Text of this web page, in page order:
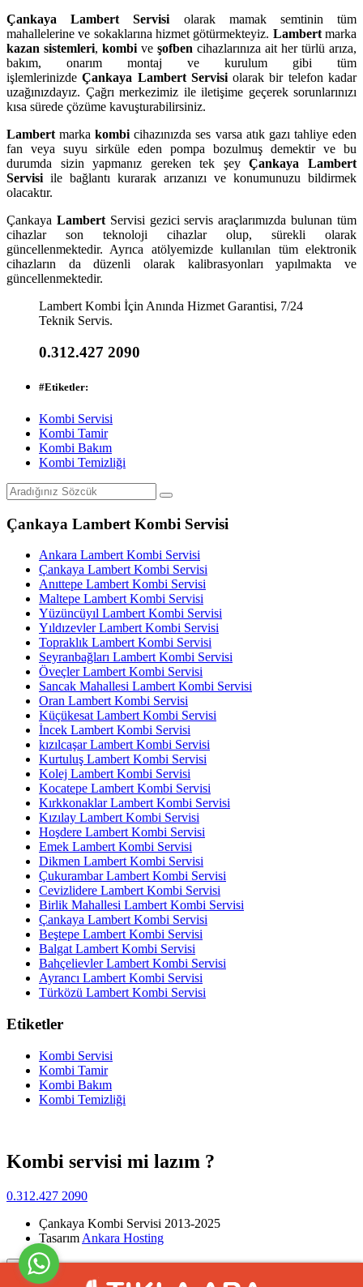
ÇankayaLambert Servisi olarak mamak semtinin tüm
mahallelerine ve sokaklarına hizmet götürmekteyiz. Lambertmarka
kazan sistemleri, kombi ve şofben cihazlarınıza ait her türlü arıza,
bakım, onarım montaj ve kurulum gibi tüm
işlemlerinizdeÇankaya Lambert Servisiolarak bir telefon kadar
uzağınızdayız. Çağrı merkezimiz ile iletişime geçerek sorunlarınızı
kısa sürede çözüme kavuşturabilirsiniz.
Lambert markakombicihazınızda ses varsa atık gazı tahliye eden
fan veya suyu sirküle eden pompa bozulmuş demektir ve bu
durumda sizin yapmanız gereken tek şeyÇankaya Lambert
Servisi ile bağlantı kurarak arızanızı ve konumunuzu bildirmek
olacaktır.
Çankaya Lambert Servisi gezici servis araçlarımızda bulunan tüm
cihazlar son teknoloji cihazlar olup, sürekli olarak
güncellenmektedir. Ayrıca atölyemizde kullanılan tüm elektronik
cihazların da düzenli olarak kalibrasyonları yapılmakta ve
güncellenmektedir.
Lambert Kombi İçin Anında Hizmet Garantisi, 7/24
Teknik Servis.
0.312.427 2090
#Etiketler:
Kombi Servisi
Kombi Tamir
Kombi Bakım
Kombi Temizliği
Çankaya Lambert Kombi Servisi
Ankara Lambert Kombi Servisi
Çankaya Lambert Kombi Servisi
Anıttepe Lambert Kombi Servisi
Maltepe Lambert Kombi Servisi
Yüzüncüyıl Lambert Kombi Servisi
Yıldızevler Lambert Kombi Servisi
Topraklık Lambert Kombi Servisi
Seyranbağları Lambert Kombi Servisi
Öveçler Lambert Kombi Servisi
Sancak Mahallesi Lambert Kombi Servisi
Oran Lambert Kombi Servisi
Küçükesat Lambert Kombi Servisi
İncek Lambert Kombi Servisi
kızılcaşar Lambert Kombi Servisi
Kurtuluş Lambert Kombi Servisi
Kolej Lambert Kombi Servisi
Kocatepe Lambert Kombi Servisi
Kırkkonaklar Lambert Kombi Servisi
Kızılay Lambert Kombi Servisi
Hoşdere Lambert Kombi Servisi
Emek Lambert Kombi Servisi
Dikmen Lambert Kombi Servisi
Çukurambar Lambert Kombi Servisi
Cevizlidere Lambert Kombi Servisi
Birlik Mahallesi Lambert Kombi Servisi
Çankaya Lambert Kombi Servisi
Beştepe Lambert Kombi Servisi
Balgat Lambert Kombi Servisi
Bahçelievler Lambert Kombi Servisi
Ayrancı Lambert Kombi Servisi
Türközü Lambert Kombi Servisi
Etiketler
Kombi Servisi
Kombi Tamir
Kombi Bakım
Kombi Temizliği
Kombi servisi mi lazım ?
0.312.427 2090
Çankaya Kombi Servisi 2013-2025
Tasarım Ankara Hosting
Yukarı